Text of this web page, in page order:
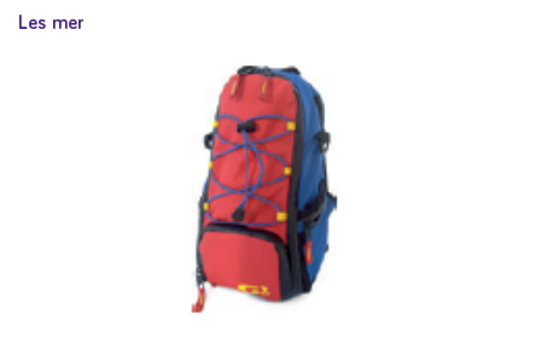
Les mer